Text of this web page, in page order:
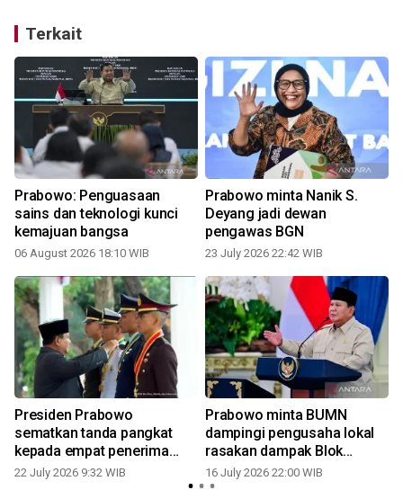
Terkait
Prabowo: Penguasaan
sains dan teknologi kunci
kemajuan bangsa
06 August 2026 18:10 WIB
Prabowo minta Nanik S.
Deyang jadi dewan
pengawas BGN
23 July 2026 22:42 WIB
Presiden Prabowo
sematkan tanda pangkat
kepada empat penerima
Adhi Makayasa
22 July 2026 9:32 WIB
Prabowo minta BUMN
dampingi pengusaha lokal
rasakan dampak Blok
Masela
16 July 2026 22:00 WIB